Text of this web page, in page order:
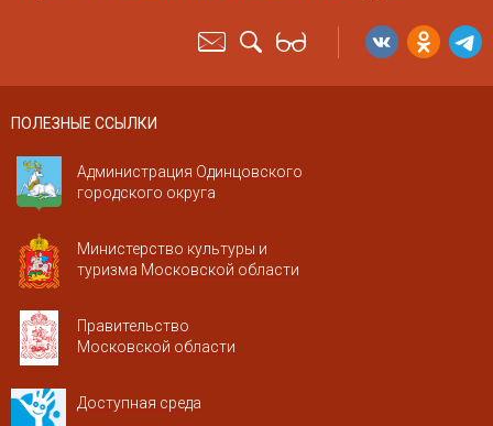
ПОЛЕЗНЫЕ ССЫЛКИ
Администрация Одинцовского
городского округа
Министерство культуры и
туризма Московской области
Правительство
Московской области
Доступная среда